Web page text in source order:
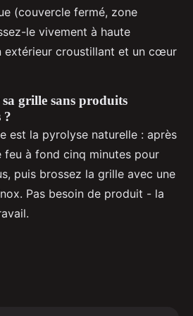
(couvercle fermé, zone
le vivement à haute
extérieur croustillant et un cœur
grille sans produits
?
est la pyrolyse naturelle : après
feu à fond cinq minutes pour
puis brossez la grille avec une
Pas besoin de produit - la